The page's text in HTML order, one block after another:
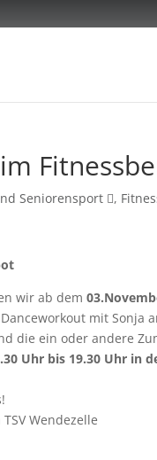
Seniorensport ,
wir ab dem
mit Sonja
die ein oder andere
Uhr bis 19.30 Uhr in
Wendezelle